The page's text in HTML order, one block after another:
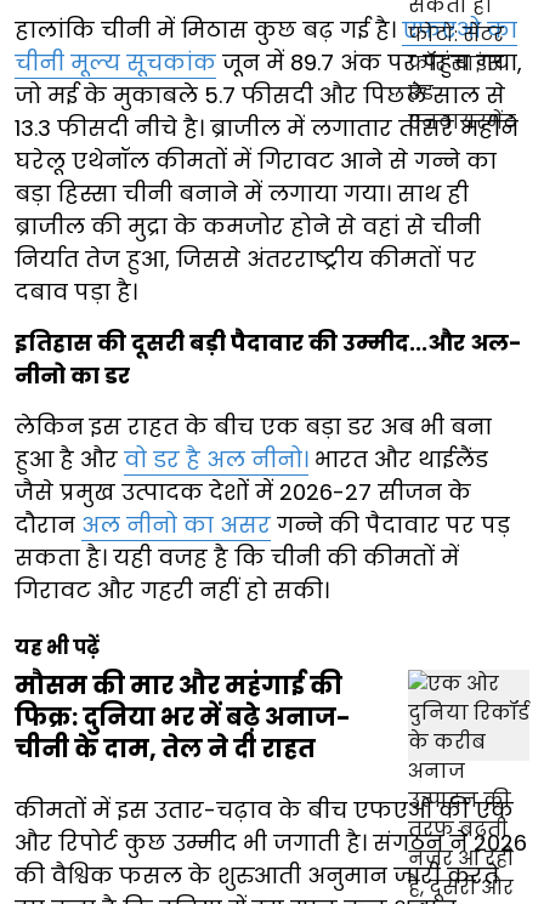
हालांकि चीनी में मिठास कुछ बढ़ गई है। एफएओ का
चीनी मूल्य सूचकांक जून में 89.7 अंक पर पहुंच गया,
जो मई के मुकाबले 5.7 फीसदी और पिछले साल से
13.3 फीसदी नीचे है। ब्राजील में लगातार तीसरे महीने
घरेलू एथेनॉल कीमतों में गिरावट आने से गन्ने का
बड़ा हिस्सा चीनी बनाने में लगाया गया। साथ ही
ब्राजील की मुद्रा के कमजोर होने से वहां से चीनी
निर्यात तेज हुआ, जिससे अंतरराष्ट्रीय कीमतों पर
दबाव पड़ा है।
इतिहास की दूसरी बड़ी पैदावार की उम्मीद...और अल-
नीनो का डर
लेकिन इस राहत के बीच एक बड़ा डर अब भी बना
हुआ है और वो डर है अल नीनो। भारत और थाईलैंड
जैसे प्रमुख उत्पादक देशों में 2026-27 सीजन के
दौरान अल नीनो का असर गन्ने की पैदावार पर पड़
सकता है। यही वजह है कि चीनी की कीमतों में
गिरावट और गहरी नहीं हो सकी।
यह भी पढ़ें
मौसम की मार और महंगाई की
फिक्र: दुनिया भर में बढ़े अनाज-
चीनी के दाम, तेल ने दी राहत
कीमतों में इस उतार-चढ़ाव के बीच एफएओ की एक
और रिपोर्ट कुछ उम्मीद भी जगाती है। संगठन ने 2026
की वैश्विक फसल के शुरुआती अनुमान जारी करते